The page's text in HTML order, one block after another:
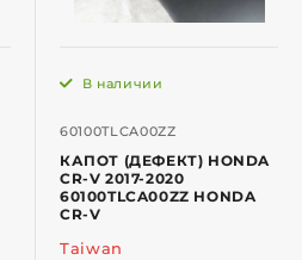
60100TLCA00ZZ
В наличии
КАПОТ (ДЕФЕКТ) HONDA
CR-V 2017-2020
60100TLCA00ZZ HONDA
CR-V
Taiwan